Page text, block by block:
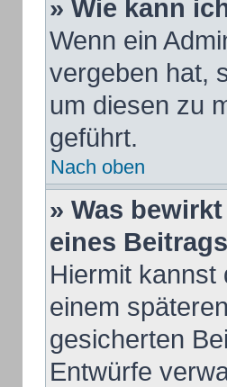
» Wie kann
Wenn ein
vergeben hat,
um diesen zu
geführt.
Nach oben
» Was
eines
Hiermit kannst
einem
gesicherten
Entwürfe